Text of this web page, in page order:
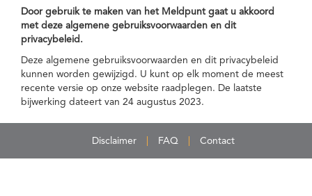
Door gebruik te maken van het Meldpunt gaat u akkoord
met deze algemene gebruiksvoorwaarden en dit
privacybeleid.
Deze algemene gebruiksvoorwaarden en dit privacybeleid
kunnen worden gewijzigd. U kunt op elk moment de meest
recente versie op onze website raadplegen. De laatste
bijwerking dateert van 24 augustus 2023.
Disclaimer FAQ Contact